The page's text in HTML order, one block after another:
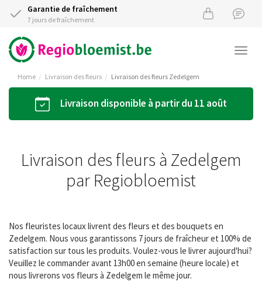
Garantie de fraîchement
7 jours de fraîchement
Home Livraison des fleurs Livraison des fleurs Zedelgem
Livraison disponible à partir du 11 août
Livraison des fleurs à Zedelgem
par Regiobloemist
Nos fleuristes locaux livrent des fleurs et des bouquets en
Zedelgem. Nous vous garantissons 7 jours de fraîcheur et 100% de
satisfaction sur tous les produits. Voulez-vous le livrer aujourd'hui?
Veuillez le commander avant 13h00 en semaine (heure locale) et
nous livrerons vos fleurs à Zedelgem le même jour.